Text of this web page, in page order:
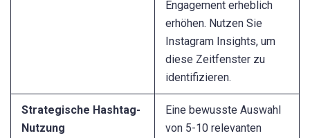
Engagement erheblich
erhöhen. Nutzen Sie
Instagram Insights, um
diese Zeitfenster zu
identifizieren.
Strategische Hashtag-
Nutzung
Eine bewusste Auswahl
von 5-10 relevanten